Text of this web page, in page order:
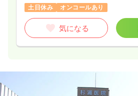
土日休み
オンコールあり
気になる